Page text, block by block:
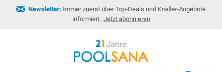
Newsletter: Immer zuerst über Top-Deals und Knaller-Angebote
informiert. Jetzt abonnieren